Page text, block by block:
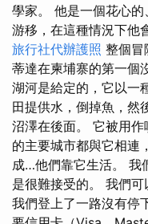
學家。 他是一個花心
游移，在這種情況下他
旅行社代辦護照 整個冒
蒂達在柬埔寨的第一個
湖河是給定的，它以一
田提供水，倒掉魚，然
沼澤在後面。 它被用
的主要城市都與它相連
成…他們靠它生活。 我
是很難接受的。 我們可
我們登上了一路沒有停